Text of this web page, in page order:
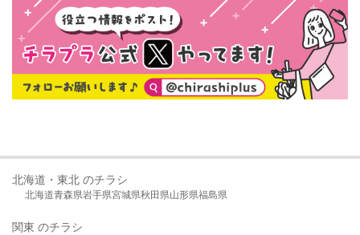
北海道・東北 のチラシ
北海道青森県岩手県宮城県秋田県山形県福島県
関東 のチラシ